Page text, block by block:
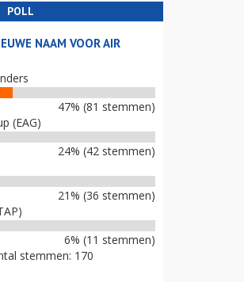
POLL
NAAM VOOR AIR
47% (81 stemmen)
(EAG)
24% (42 stemmen)
21% (36 stemmen)
6% (11 stemmen)
stemmen: 170